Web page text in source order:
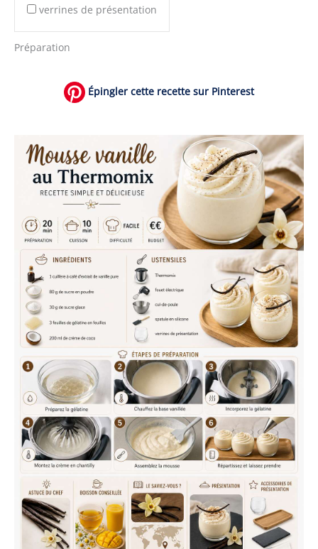
verrines de présentation
Préparation
Épingler cette recette sur Pinterest